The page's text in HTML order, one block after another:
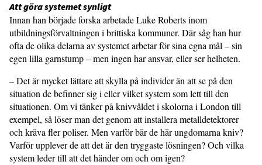
Att göra systemet synligt
Innan han började forska arbetade Luke Roberts inom
utbildningsförvaltningen i brittiska kommuner. Där såg han hur
ofta de olika delarna av systemet arbetar för sina egna mål – sin
egen lilla garnstump – men ingen har ansvar, eller ser helheten.
– Det är mycket lättare att skylla på individer än att se på den
situation de befinner sig i eller vilket system som lett till den
situationen. Om vi tänker på knivvåldet i skolorna i London till
exempel, så löser man det genom att installera metalldetektorer
och kräva fler poliser. Men varför bär de här ungdomarna kniv?
Varför upplever de att det är den tryggaste lösningen? Och vilka
system leder till att det händer om och om igen?